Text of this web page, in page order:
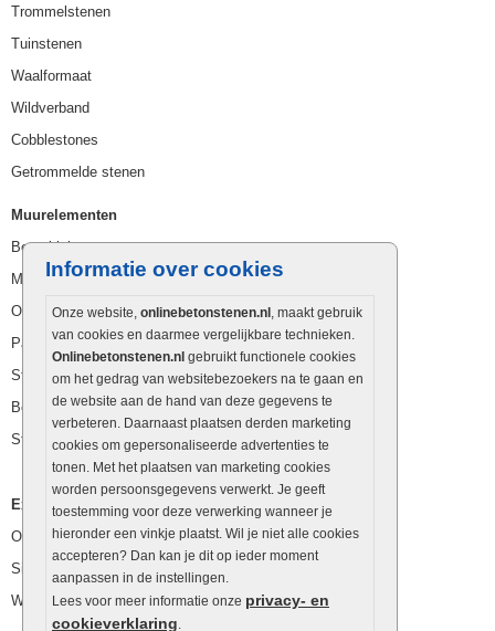
Informatie over cookies
Onze website, onlinebetonstenen.nl , maakt gebruik
van cookies en daarmee vergelijkbare technieken.
Onlinebetonstenen.nl gebruikt functionele cookies
om het gedrag van websitebezoekers na te gaan en
de website aan de hand van deze gegevens te
verbeteren. Daarnaast plaatsen derden marketing
cookies om gepersonaliseerde advertenties te
tonen. Met het plaatsen van marketing cookies
worden persoonsgegevens verwerkt. Je geeft
toestemming voor deze verwerking wanneer je
hieronder een vinkje plaatst. Wil je niet alle cookies
accepteren? Dan kan je dit op ieder moment
aanpassen in de instellingen.
Lees voor meer informatie onze privacy- en
cookieverklaring
Trommelstenen
Tuinstenen
Waalformaat
Wildverband
Cobblestones
Getrommelde stenen
Muurelementen
Betonbielzen
Muurstenen
Opsluitbanden
Palissaden
Stapelblokken
Betonblokken
Stapelstenen
Extra benodigdheden
Ophoogzand
Siergrind en siersplit
Waterafvoer